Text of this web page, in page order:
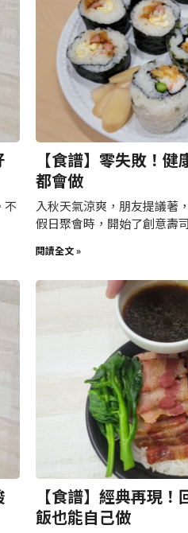
不
【食譜】零失敗！
都會做
入秋天氣涼爽，朋友提議著
假日聚會時，開始了創意壽
閱讀全文 »
【食譜】經典再現
飯也能自己做